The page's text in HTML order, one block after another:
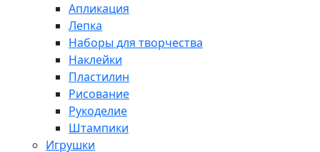
Апликация
Лепка
Наборы для творчества
Наклейки
Пластилин
Рисование
Рукоделие
Штампики
Игрушки